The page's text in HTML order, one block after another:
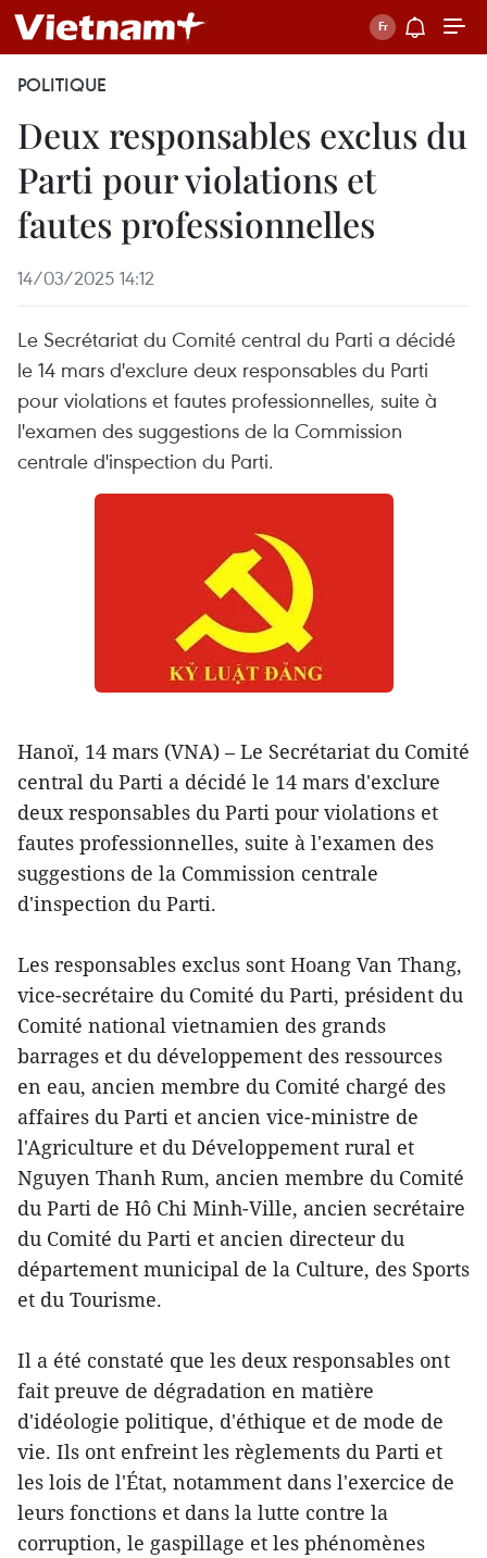
POLITIQUE
Deux responsables exclus du
Parti pour violations et
fautes professionnelles
14/03/2025 14:12
Le Secrétariat du Comité central du Parti a décidé
le 14 mars d'exclure deux responsables du Parti
pour violations et fautes professionnelles, suite à
l'examen des suggestions de la Commission
centrale d'inspection du Parti.
Hanoï, 14 mars (VNA) – Le Secrétariat du Comité
central du Parti a décidé le 14 mars d'exclure
deux responsables du Parti pour violations et
fautes professionnelles, suite à l'examen des
suggestions de la Commission centrale
d'inspection du Parti.
Les responsables exclus sont Hoang Van Thang,
vice-secrétaire du Comité du Parti, président du
Comité national vietnamien des grands
barrages et du développement des ressources
en eau, ancien membre du Comité chargé des
affaires du Parti et ancien vice-ministre de
l'Agriculture et du Développement rural et
Nguyen Thanh Rum, ancien membre du Comité
du Parti de Hô Chi Minh-Ville, ancien secrétaire
du Comité du Parti et ancien directeur du
département municipal de la Culture, des Sports
et du Tourisme.
Il a été constaté que les deux responsables ont
fait preuve de dégradation en matière
d'idéologie politique, d'éthique et de mode de
vie. Ils ont enfreint les règlements du Parti et
les lois de l'État, notamment dans l'exercice de
leurs fonctions et dans la lutte contre la
corruption, le gaspillage et les phénomènes